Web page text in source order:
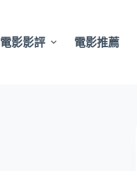
電影影評 電影推薦